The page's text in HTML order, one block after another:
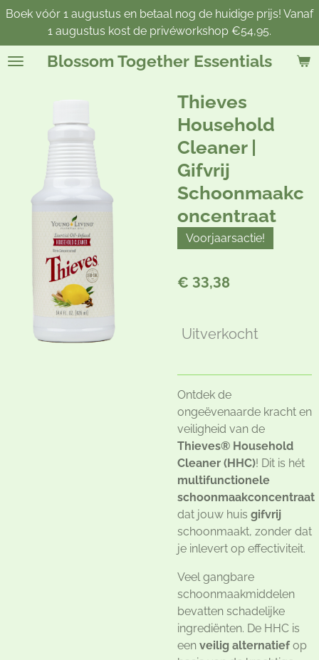
Ga
naar
de
Blossom Together Essentials
Boek vóór 1 augustus en betaal nog de huidige prijs! Vanaf
1 augustus kost de privéworkshop €54,95.
Thieves
Household
Cleaner |
Gifvrij
Schoonmaakc
oncentraat
Voorjaarsactie!
€ 33,38
Uitverkocht
Ontdek de
ongeëvenaarde kracht en
veiligheid van de
Thieves® Household
Cleaner (HHC)! Dit is hét
multifunctionele
schoonmaakconcentraat
dat jouw huis gifvrij
schoonmaakt, zonder dat
je inlevert op effectiviteit.
Veel gangbare
schoonmaakmiddelen
bevatten schadelijke
ingrediënten. De HHC is
een veilig alternatief op